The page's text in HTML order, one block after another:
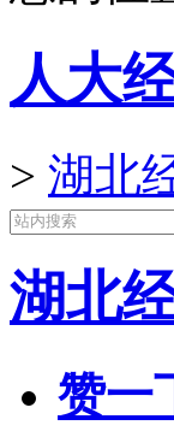
人大
> 湖北
湖北
赞一